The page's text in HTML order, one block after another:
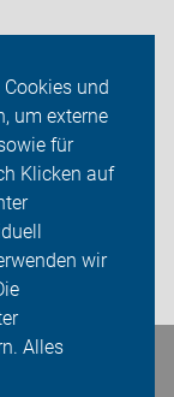
und
um externe
für
Klicken auf
wir
Alles